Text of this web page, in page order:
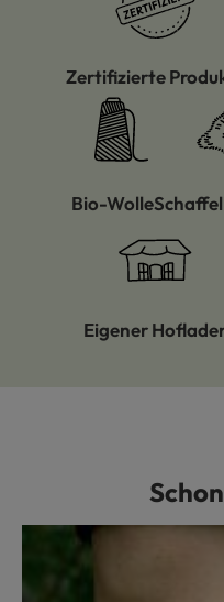
Zertifizierte
Bio-Wolle
Eigener
Produktgalerie